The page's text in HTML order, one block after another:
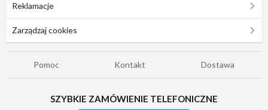
Reklamacje
Zarządzaj cookies
Pomoc Kontakt Dostawa
SZYBKIE ZAMÓWIENIE TELEFONICZNE